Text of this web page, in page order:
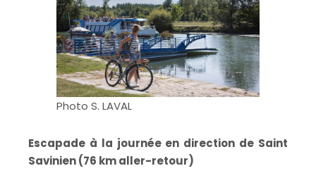
Photo S. LAVAL
Escapade à la journée en direction de Saint
Savinien (76 km aller-retour)